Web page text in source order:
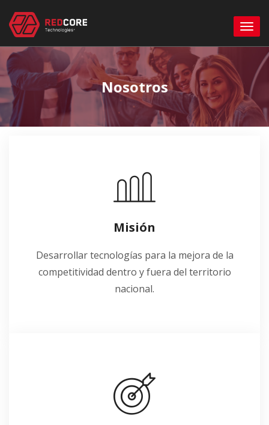
Nosotros
Misión
Desarrollar tecnologías para la mejora de la
competitividad dentro y fuera del territorio
nacional.